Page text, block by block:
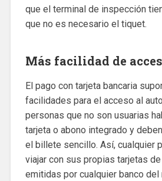
que el terminal de inspección
que no es necesario el tiquet.
Más facilidad de
El pago con tarjeta bancaria
facilidades para el acceso al
personas que no son usuarias
tarjeta o abono integrado y
el billete sencillo. Así, cualquier
viajar con sus propias tarjetas
emitidas por cualquier banco del